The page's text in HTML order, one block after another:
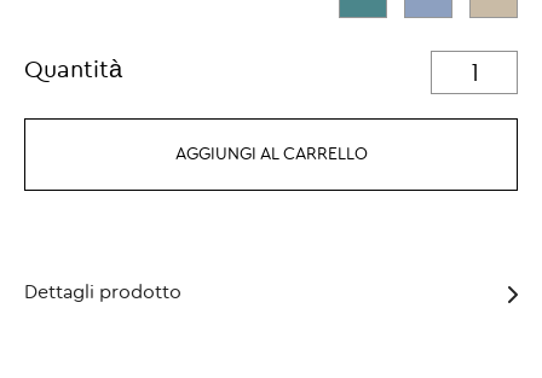
Quantità
AGGIUNGI AL CARRELLO
Dettagli prodotto